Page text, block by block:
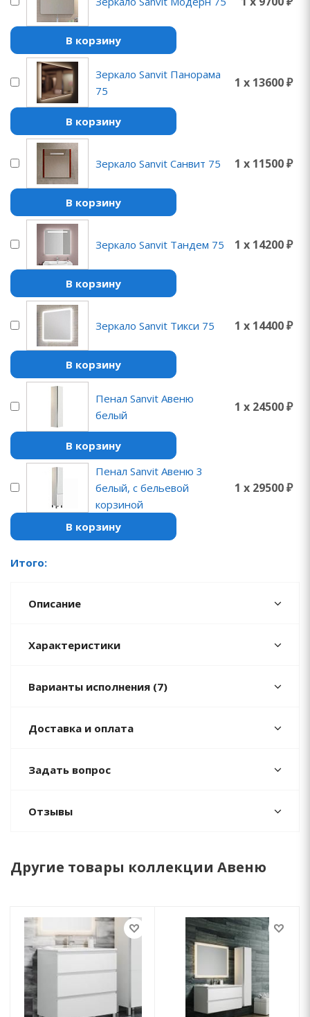
В корзину
Зеркало Sanvit Панорама
75
1 x 13600 ₽
В корзину
Зеркало Sanvit Санвит 75 1 x 11500 ₽
В корзину
Зеркало Sanvit Тандем 75 1 x 14200 ₽
В корзину
Зеркало Sanvit Тикси 75 1 x 14400 ₽
В корзину
Пенал Sanvit Авеню
белый
1 x 24500 ₽
В корзину
Пенал Sanvit Авеню 3
белый, с бельевой
корзиной
1 x 29500 ₽
В корзину
Итого:
Описание
Характеристики
Варианты исполнения (7)
Доставка и оплата
Задать вопрос
Отзывы
Другие товары коллекции Авеню